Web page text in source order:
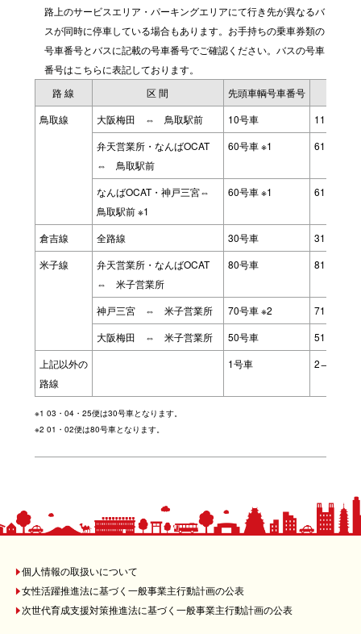
路上のサービスエリア・パーキングエリアにて行き先が異なるバ
スが同時に停車している場合もあります。お手持ちの乗車券類の
号車番号とバスに記載の号車番号でご確認ください。バスの号車
番号はこちらに表記しております。
路 線
区 間 先頭車輌号車番号
鳥取線
大阪梅田 ⇔ 鳥取駅前 10号車
11→12の
弁天営業所・なんばOCAT
⇔ 鳥取駅前
60号車 ※1 61→62の
なんばOCAT・神戸三宮⇔
鳥取駅前 ※1
60号車 ※1 61→62の
倉吉線 全路線 30号車
31→32の
米子線
弁天営業所・なんばOCAT
⇔ 米子営業所
80号車 81→82の
神戸三宮 ⇔ 米子営業所 70号車 ※2
71→72の
大阪梅田 ⇔ 米子営業所
50号車
51→52の
上記以外の
路線
1号車 2→3の順
※1 03・04・25便は30号車となります。
※2 01・02便は80号車となります。
個人情報の取扱いについて
女性活躍推進法に基づく一般事業主行動計画の公表
次世代育成支援対策推進法に基づく一般事業主行動計画の公表